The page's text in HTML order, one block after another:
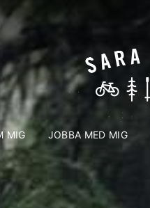
MIG JOBBA MED MIG